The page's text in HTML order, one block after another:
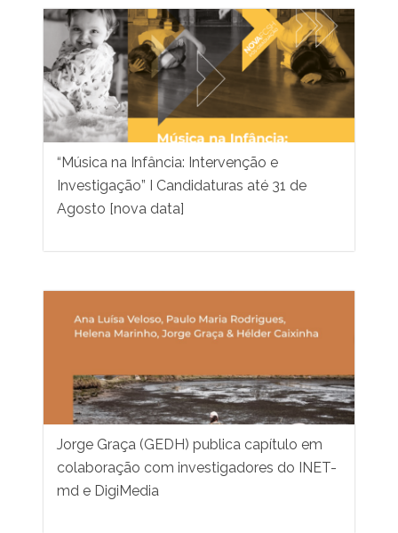
“Música na Infância: Intervenção e
Investigação” I Candidaturas até 31 de
Agosto [nova data]
Jorge Graça (GEDH) publica capítulo em
colaboração com investigadores do INET-
md e DigiMedia